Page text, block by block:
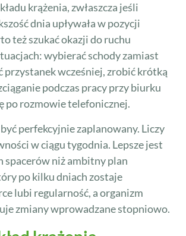
krążenia, zwłaszcza jeśli
dnia upływała w pozycji
też szukać okazji do ruchu
wybierać schody zamiast
przystanek wcześniej, zrobić krótką
podczas pracy przy biurku
po rozmowie telefonicznej.
perfekcyjnie zaplanowany. Liczy
w ciągu tygodnia. Lepsze jest
spacerów niż ambitny plan
po kilku dniach zostaje
lubi regularność, a organizm
zmiany wprowadzane stopniowo.